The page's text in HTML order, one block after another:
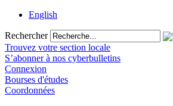
English
Rechercher
Trouvez votre section locale
S’abonner à nos cyberbulletins
Connexion
Bourses d'études
Coordonnées